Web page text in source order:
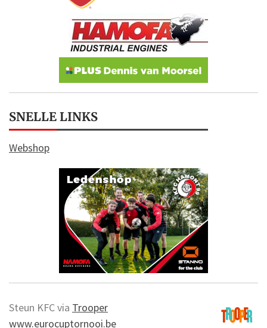
SNELLE LINKS
Webshop
Steun KFC via Trooper
www.eurocuptornooi.be